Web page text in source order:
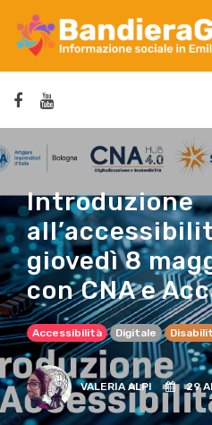
Introduzione
giovedì 8
con CNA e
Accessibilità Digitale
VALERIA ALPI 29